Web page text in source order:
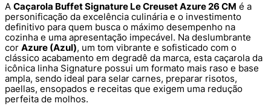
A Caçarola Buffet Signature Le Creuset Azure 26 CM é a
personificação da excelência culinária e o investimento
definitivo para quem busca o máximo desempenho na
cozinha e uma apresentação impecável. Na deslumbrante
cor Azure (Azul), um tom vibrante e sofisticado com o
clássico acabamento em degradê da marca, esta caçarola da
icônica linha Signature possui um formato mais raso e base
ampla, sendo ideal para selar carnes, preparar risotos,
paellas, ensopados e receitas que exigem uma redução
perfeita de molhos.